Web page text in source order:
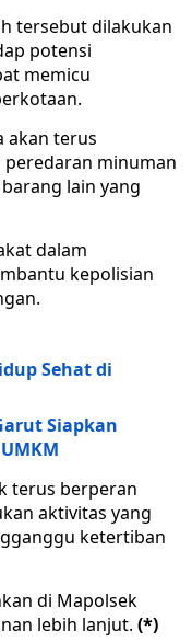
tersebut dilakukan
potensi
memicu
akan terus
minuman
lain yang
dalam
kepolisian
Sehat di
Siapkan
terus berperan
aktivitas yang
ketertiban
di Mapolsek
lebih lanjut. (*)